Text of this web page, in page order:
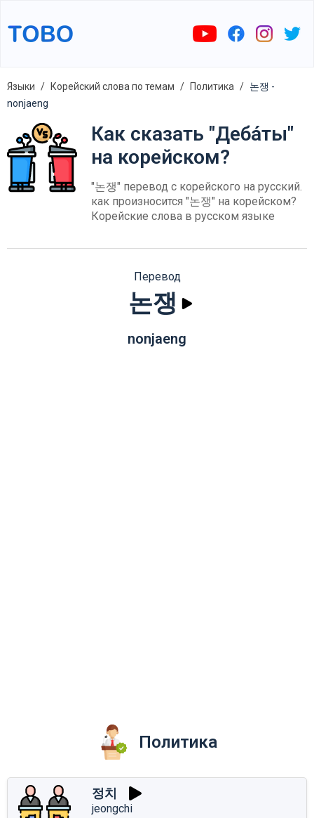
Языки Корейский слова по темам Политика
논쟁 -
nonjaeng
Как сказать "Деба́ты"
на корейском?
"논쟁" перевод с корейского на русский.
как произносится "논쟁" на корейском?
Корейские слова в русском языке
Перевод
논쟁
nonjaeng
Политика
정치
jeongchi